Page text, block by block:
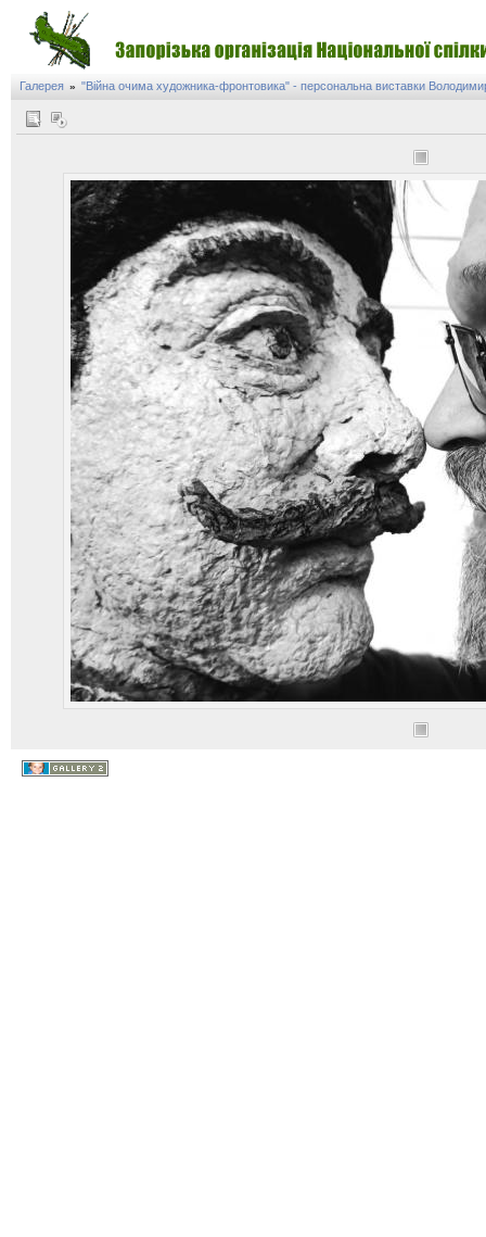
Галерея » "Війна очима художника-фронтовика" - персональна виставки